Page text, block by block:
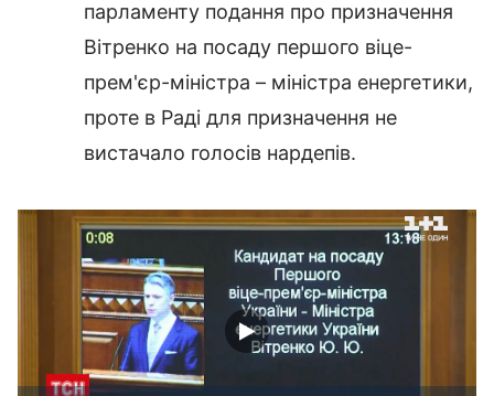
парламенту подання про призначення
Вітренко на посаду першого віце-
прем'єр-міністра – міністра енергетики,
проте в Раді для призначення не
вистачало голосів нардепів.